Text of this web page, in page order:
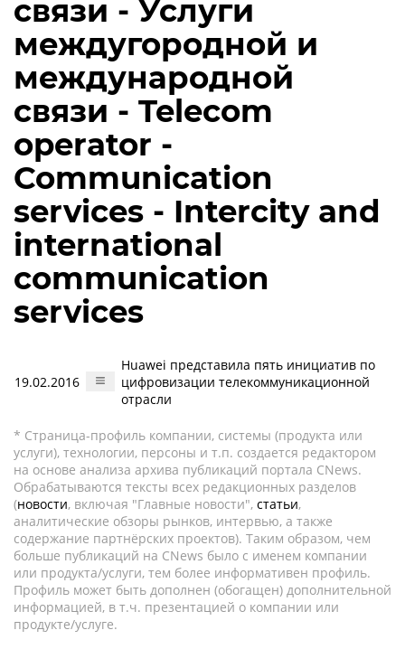
связи - Услуги
междугородной и
международной
связи - Telecom
operator -
Communication
services - Intercity and
international
communication
services
19.02.2016
Huawei представила пять инициатив по
цифровизации телекоммуникационной
отрасли
* Страница-профиль компании, системы (продукта или
услуги), технологии, персоны и т.п. создается редактором
на основе анализа архива публикаций портала CNews.
Обрабатываются тексты всех редакционных разделов
(новости, включая "Главные новости", статьи,
аналитические обзоры рынков, интервью, а также
содержание партнёрских проектов). Таким образом, чем
больше публикаций на CNews было с именем компании
или продукта/услуги, тем более информативен профиль.
Профиль может быть дополнен (обогащен) дополнительной
информацией, в т.ч. презентацией о компании или
продукте/услуге.